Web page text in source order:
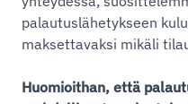
palautuslähetykseen
maksettavaksi mikäli
Huomioithan, että